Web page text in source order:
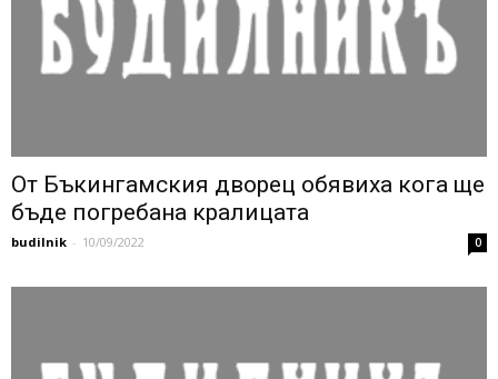
От Бъкингамския дворец обявиха кога ще
бъде погребана кралицата
budilnik - 10/09/2022 0